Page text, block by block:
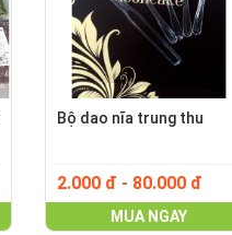
Bộ dao nĩa trung thu
2.000 đ - 80.000 đ
MUA NGAY